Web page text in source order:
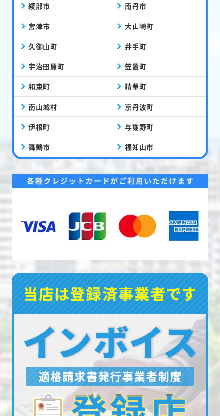
綾部市 南丹市
宮津市 大山崎町
久御山町 井手町
宇治田原町 笠置町
和束町 精華町
南山城村 京丹波町
伊根町 与謝野町
舞鶴市 福知山市